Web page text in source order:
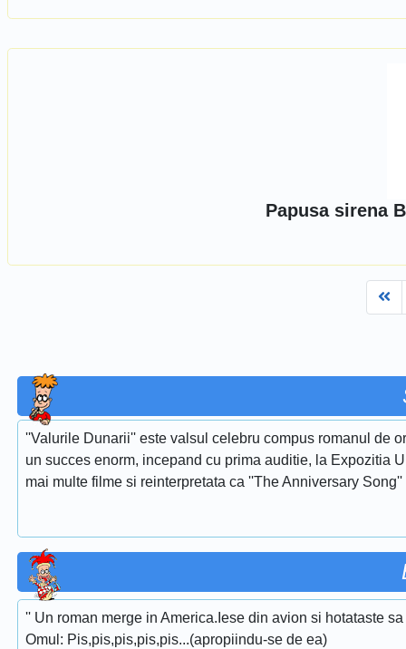
Papusa sirena
''Valurile Dunarii'' este valsul celebru compus romanul de
un succes enorm, incepand cu prima auditie, la Expozitia
mai multe filme si reinterpretata ca ''The Anniversary
'' Un roman merge in America.Iese din avion si hotataste
Omul: Pis,pis,pis,pis,pis...(apropiindu-se de ea)